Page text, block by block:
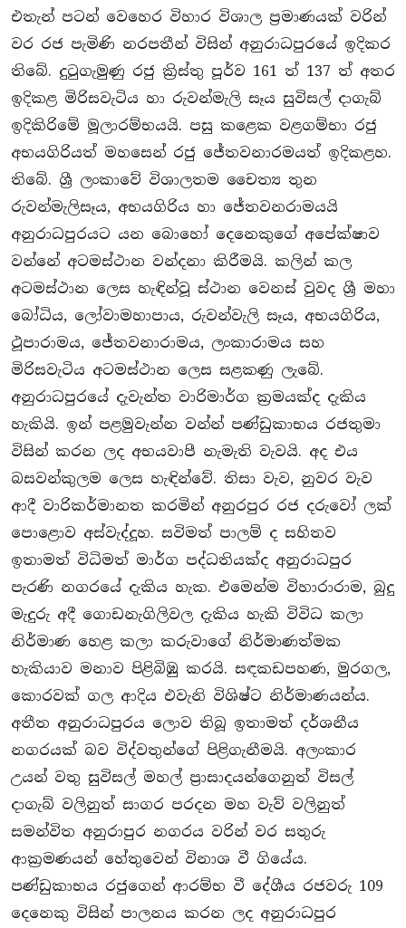
එතැන් පටන් වෙහෙර විහාර විශාල ප‍්‍රමාණයක් වරින්
වර රජ පැමිණි නරපතීන් විසින් අනුරාධපුරයේ ඉදිකර
තිබේ. දුටුගැමුණු රජු කි‍්‍රස්තු පූර්ව 161 ත් 137 ත් අතර
ඉදිකළ මිරිසවැටිය හා රුවන්මැලි සෑය සුවිසල් දාගැබ්
ඉදිකිරිමේ මූලාරම්භයයි. පසු කළෙක වළගම්භා රජු
අභයගිරියත් මහසෙන් රජු ජේතවනාරමයත් ඉදිකළහ.
තිබේ. ශී‍්‍ර ලංකාවේ විශාලතම චෛත්‍ය තුන
රුවන්මැලිසෑය, අභයගිරිය හා ජේතවනරාමයයි
අනුරාධපුරයට යන බොහෝ දෙනෙකුගේ අපේක්ෂාව
වන්නේ අටමස්ථාන වන්දනා කිරීමයි. කලින් කල
අටමස්ථාන ලෙස හැඳින්වූ ස්ථාන වෙනස් වුවද ශී‍්‍ර මහා
බෝධිය, ලෝවාමහාපාය, රුවන්වැලි සෑය, අභයගිරිය,
ථූපාරාමය, ජේතවනාරාමය, ලංකාරාමය සහ
මිරිසවැටිය අටමස්ථාන ලෙස සළකණු ලැබේ.
අනුරාධපුරයේ දැවැන්ත වාරිමාර්ග ක‍්‍රමයක්ද දැකිය
හැකියි. ඉන් පළමුවැන්න වන්න් පණ්ඩුකාභය රජතුමා
විසින් කරන ලද අභයවාපී නැමැති වැවයි. අද එය
බසවන්කුලම ලෙස හැඳින්වේ. තිසා වැව, නුවර වැව
ආදී වාරිකර්මානත කරමින් අනුරපුර රජ දරුවෝ ලක්
පොළොව අස්වැද්‍දූහ. සවිමත් පාලම් ද සහිතව
ඉතාමත් විධිමත් මාර්ග පද්ධතියක්ද අනුරාධපුර
පැරණි නගරයේ දැකිය හැක. එමෙන්ම විහාරාරාම, බුදු
මැදුරු අදී ගොඩනැගිලිවල දැකිය හැකි විවිධ කලා
නිර්මාණ හෙළ කලා කරුවාගේ නිර්මාණත්මක
හැකියාව මනාව පිළිබිඹු කරයි. සඳකඩපහණ, මුරගල,
කොරවක් ගල ආදිය එවැනි විශිෂ්ට නිර්මාණයන්ය.
අතීත අනුරාධපුරය ලොව තිබූ ඉතාමත් දර්ශනීය
නගරයක් බව විද්වතුන්ගේ පිළිගැනීමයි. අලංකාර
උයන් වතු සුවිසල් මහල් ප‍්‍රාසාදයන්ගෙනුත් විසල්
දාගැබ් වලිනුත් සාගර පරදන මහ වැව් වලිනුත්
සමන්විත අනුරාපුර නගරය වරින් වර සතුරු
ආක‍්‍රමණයන් හේතුවෙන් විනාශ වී ගියේය.
පණ්ඩුකාභය රජුගෙන් ආරම්භ වී දේශීය රජවරු 109
දෙනෙකු විසින් පාලනය කරන ලද අනුරාධපුර